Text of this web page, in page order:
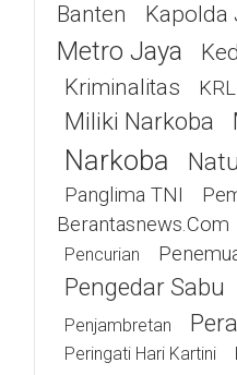
Banten
Kapolda
Metro Jaya
Kriminalitas KRL
Miliki Narkoba
Narkoba
Panglima TNI
Berantasnews.com
Pencurian
Pengedar Sabu
Penjambretan
Peringati Hari Kartini